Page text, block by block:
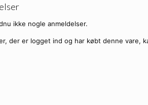
ikke nogle anmeldelser.
der er logget ind og har købt denne vare,